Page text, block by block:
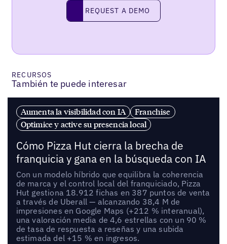
request a demo
REQUEST A DEMO
RECURSOS
También te puede interesar
Aumenta la visibilidad con IA
Franchise
Optimice y active su presencia local
Cómo Pizza Hut cierra la brecha de
franquicia y gana en la búsqueda con IA
Con un modelo híbrido que equilibra la coherencia
de marca y el control local del franquiciado, Pizza
Hut gestiona 18.912 fichas en 387 puntos de venta
a través de Uberall — alcanzando 38,4 M de
impresiones en Google Maps (+212 % interanual),
una valoración media de 4,6 estrellas con un 90 %
de tasa de respuesta a reseñas y una subida
estimada del +15 % en ingresos.